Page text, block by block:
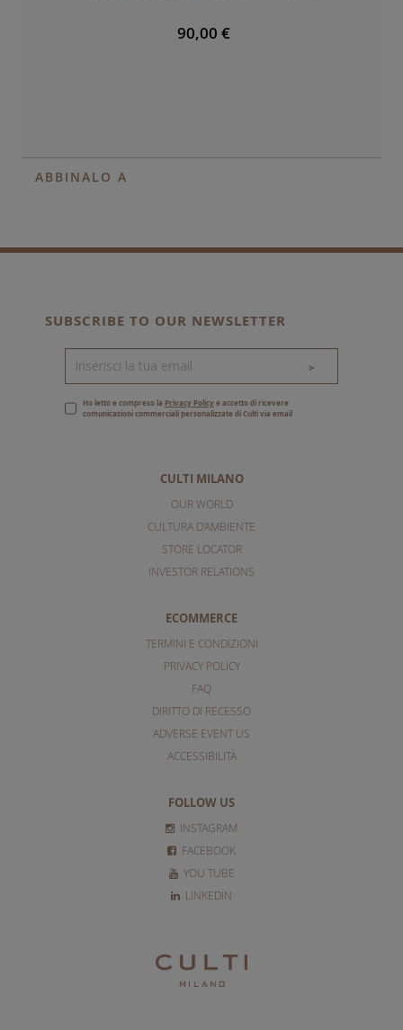
90,00 €
ABBINALO A
CULTI MILANO
OUR WORLD
CULTURA D'AMBIENTE
STORE LOCATOR
INVESTOR RELATIONS
ECOMMERCE
TERMINI E CONDIZIONI
PRIVACY POLICY
FAQ
DIRITTO DI RECESSO
ADVERSE EVENT US
ACCESSIBILITÀ
FOLLOW US
INSTAGRAM
FACEBOOK
YOU TUBE
LINKEDIN
SUBSCRIBE TO OUR NEWSLETTER
>
Ho letto e compreso la Privacy Policye accetto di ricevere
comunicazioni commerciali personalizzate di Culti via email